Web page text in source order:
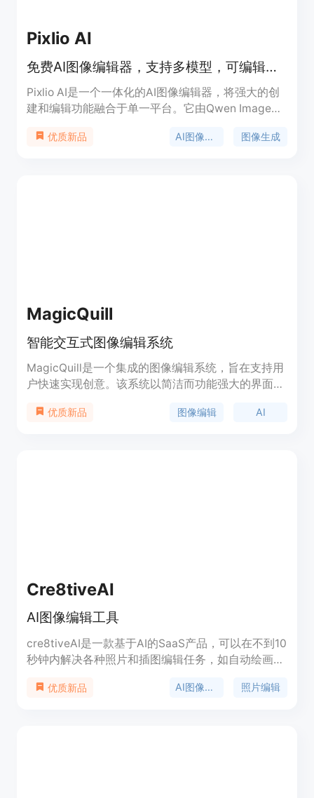
Pixlio AI
免费AI图像编辑器，支持多模型，可编辑、生成和转换图像。
Pixlio AI是一个一体化的AI图像编辑器，将强大的创
建和编辑功能融合于单一平台。它由Qwen Image
供支持，能让用户在数秒内获得专业级的图像处理结
优质新品 AI图像编辑 图像生成
MagicQuill
智能交互式图像编辑系统
MagicQuill是一个集成的图像编辑系统，旨在支持用
户快速实现创意。该系统以简洁而功能强大的界面为
法，如插入元素、擦除对象、改变颜色等。这些交互
优质新品 图像编辑 AI
Cre8tiveAI
AI图像编辑工具
cre8tiveAI是一款基于AI的SaaS产品，可以在不到10
秒钟内解决各种照片和插图编辑任务，如自动绘画、
等。优质新品 AI图像编辑 照片编辑